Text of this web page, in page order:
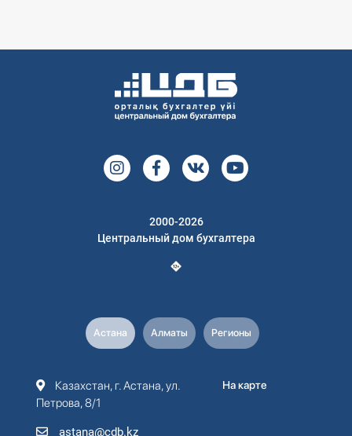
2000-2026
Центральный дом бухгалтера
Астана Алматы Регионы
Казахстан, г. Астана, ул.
Петрова, 8/1
astana@cdb.kz
На карте